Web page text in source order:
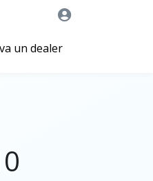
un dealer